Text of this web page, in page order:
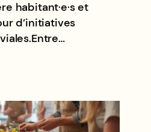
habitant·e·s et
d’initiatives